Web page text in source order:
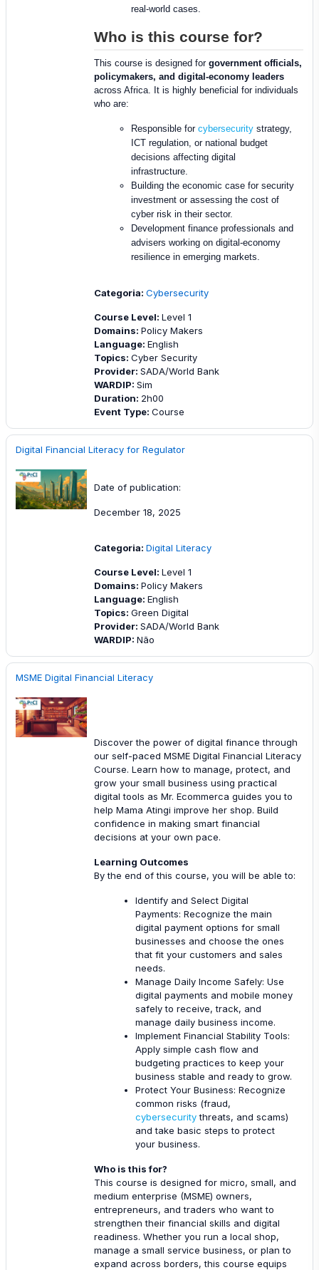
real-world cases.
Who is this course for?
This course is designed for government officials,
policymakers, and digital-economy leaders
across Africa. It is highly beneficial for individuals
who are:
Responsible for cybersecurity strategy,
ICT regulation, or national budget
decisions affecting digital
infrastructure.
Building the economic case for security
investment or assessing the cost of
cyber risk in their sector.
Development finance professionals and
advisers working on digital-economy
resilience in emerging markets.
Categoria: Cybersecurity
Course Level: Level 1
Domains: Policy Makers
Language: English
Topics: Cyber Security
Provider: SADA/World Bank
WARDIP: Sim
Duration: 2h00
Event Type: Course
Digital Financial Literacy for Regulator
Date of publication:
December 18, 2025
Categoria: Digital Literacy
Course Level: Level 1
Domains: Policy Makers
Language: English
Topics: Green Digital
Provider: SADA/World Bank
WARDIP: Não
MSME Digital Financial Literacy
Discover the power of digital finance through
our self-paced MSME Digital Financial Literacy
Course. Learn how to manage, protect, and
grow your small business using practical
digital tools as Mr. Ecommerca guides you to
help Mama Atingi improve her shop. Build
confidence in making smart financial
decisions at your own pace.
Learning Outcomes
By the end of this course, you will be able to:
Identify and Select Digital
Payments: Recognize the main
digital payment options for small
businesses and choose the ones
that fit your customers and sales
needs.
Manage Daily Income Safely: Use
digital payments and mobile money
safely to receive, track, and
manage daily business income.
Implement Financial Stability Tools:
Apply simple cash flow and
budgeting practices to keep your
business stable and ready to grow.
Protect Your Business: Recognize
common risks (fraud,
cybersecuritythreats, and scams)
and take basic steps to protect
your business.
Who is this for?
This course is designed for micro, small, and
medium enterprise (MSME) owners,
entrepreneurs, and traders who want to
strengthen their financial skills and digital
readiness. Whether you run a local shop,
manage a small service business, or plan to
expand across borders, this course equips